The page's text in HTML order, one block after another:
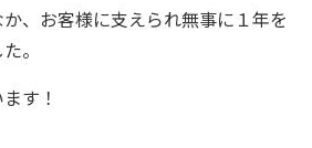
、お客様に支えられ無事に１年を
。
す！